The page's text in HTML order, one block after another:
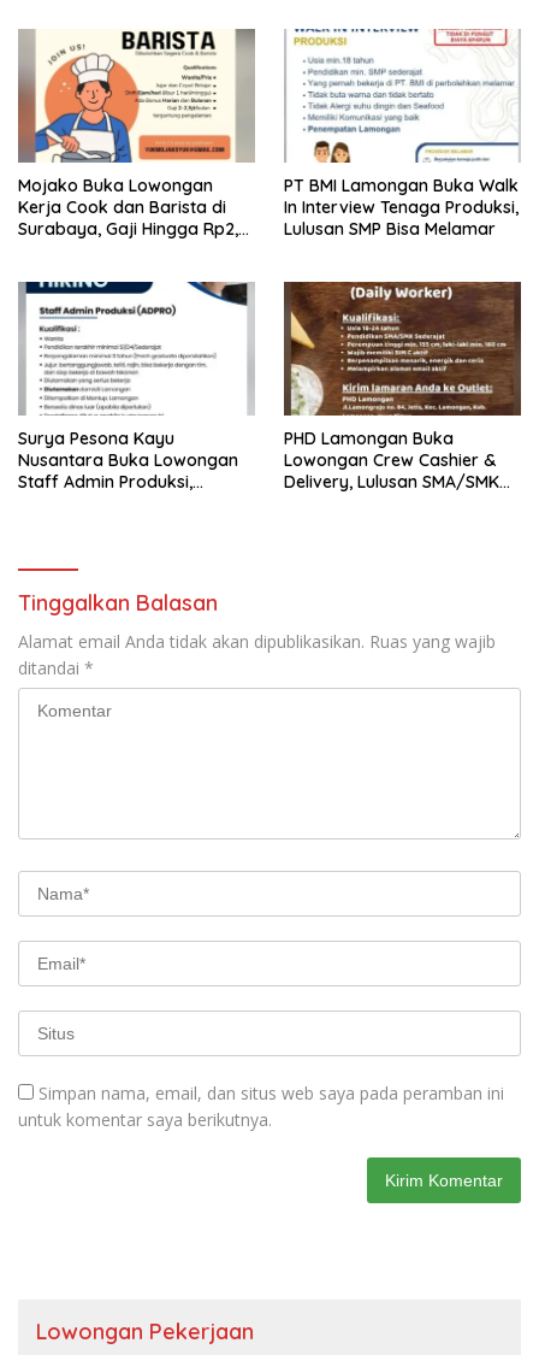
Mojako Buka Lowongan
Kerja Cook dan Barista di
Surabaya, Gaji Hingga Rp2,5
PT BMI Lamongan Buka Walk
In Interview Tenaga Produksi,
Lulusan SMP Bisa Melamar
Surya Pesona Kayu
Nusantara Buka Lowongan
Staff Admin Produksi,
PHD Lamongan Buka
Lowongan Crew Cashier &
Delivery, Lulusan SMA/SMK
Tinggalkan Balasan
Alamat email Anda tidak akan dipublikasikan. Ruas yang wajib
ditandai *
Simpan nama, email, dan situs web saya pada peramban ini
untuk komentar saya berikutnya.
Lowongan Pekerjaan